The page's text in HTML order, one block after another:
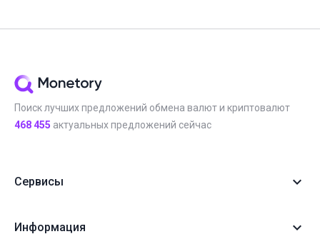
Поиск лучших предложений обмена валют и криптовалют
468 455 актуальных предложений сейчас
Сервисы
Информация